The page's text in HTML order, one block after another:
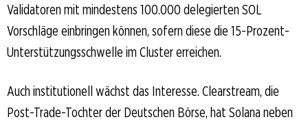
Validatoren mit mindestens 100.000 delegierten SOL
Vorschläge einbringen können, sofern diese die 15-Prozent-
Unterstützungsschwelle im Cluster erreichen.
Auch institutionell wächst das Interesse. Clearstream, die
Post-Trade-Tochter der Deutschen Börse, hat Solana neben